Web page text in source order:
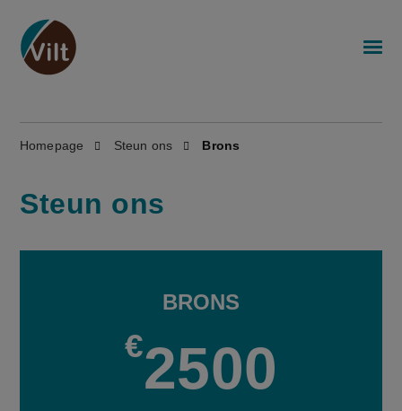
Homepage Steun ons Brons
Steun ons
BRONS
€2500